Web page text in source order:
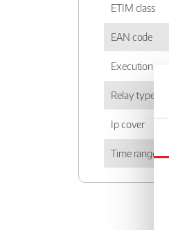
ETIM class
EAN code
Execution
Relay type
Ip cover
Time ranges